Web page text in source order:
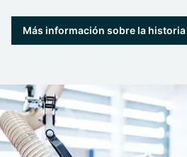
Más información sobre la historia